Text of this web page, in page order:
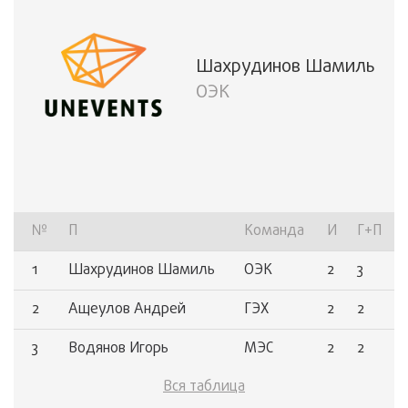
Фролов Валентин ГЭХ 2
1
10
Алиасхабов Алиасхаб
Шахрудинов Шамиль
ОЭК
№ П Команда И
Г+П
1
Шахрудинов Шамиль ОЭК 2
3
2
Ащеулов Андрей ГЭХ 2
2
3
Водянов Игорь МЭС 2
2
Новосёлов Виктор ГЭХ
Вся таблица